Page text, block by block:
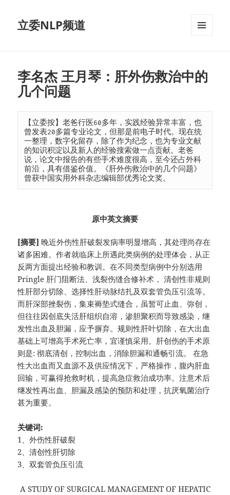
立委NLP频道
李名杰 王月琴：肝外伤救治中的
几个问题
【立委按】老爸行医60多年，实践经验异常丰富，也
曾发表20多篇专业论文，但那是前电子时代。现在统
一整理，数字化留存，除了作为纪念，也为专业文献
的知识积淀以及新人的经验搜索做一点贡献。老爸
说，论文中报告的有些手术难度很高，至今还占外科
前沿，具有借鉴价值。《肝外伤救治中的几个问题》
曾获中国实用外科杂志编辑部优秀论文奖。
原中英文摘要
[摘要] 晚近外伤性肝破裂发病率明显增高，其处理尚存在
诸多困难。作者就临床上所遇此类病例的处理体会，从正
反两方面提出经验和教训。在不同类型病例中分别选用
Pringle 肝门阻断法、浅裂伤缝合修补术， 清创性非规则
性肝部分切除、选择性肝动脉结扎及双套管负压引流等。
而肝深部挫裂伤，集束褥垫式缝合，虽暂可止血、弥创，
但往往因创底失活肝组织自溶，渗胆聚积而导致感染，继
发性出血及胆漏，应予摒弃。规则性肝叶切除，在大出血
基础上可增高手术死亡率，宜谨慎采用。肝创伤的手术原
则是: 彻底清创，控制出血，消除胆漏和通畅引流。 在急
性大出血而又血源不及供应情况下，严格操作，腹内肝血
回输，可赢得抢救时机，提高急症救治成功率。注意术后
继发性再出血、胆漏及感染的预防和处理，抗厌氧菌治疗
甚为重要。
关键词:
1、外伤性肝破裂
2、清创性肝切除
3、双套管负压引流
A STUDY OF SURGICAL MANAGEMENT OF HEPATIC